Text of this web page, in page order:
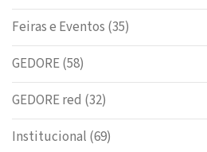
Feiras e Eventos (35)
GEDORE(58)
GEDORE red (32)
Institucional (69)